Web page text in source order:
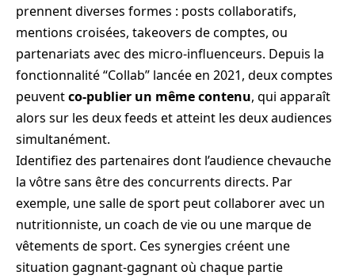
prennent diverses formes : posts collaboratifs,
mentions croisées, takeovers de comptes, ou
partenariats avec des micro-influenceurs. Depuis la
fonctionnalité “Collab” lancée en 2021, deux comptes
peuventco-publier un même contenu, qui apparaît
alors sur les deux feeds et atteint les deux audiences
simultanément.
Identifiez des partenaires dont l’audience chevauche
la vôtre sans être des concurrents directs. Par
exemple, une salle de sport peut collaborer avec un
nutritionniste, un coach de vie ou une marque de
vêtements de sport. Ces synergies créent une
situation gagnant-gagnant où chaque partie